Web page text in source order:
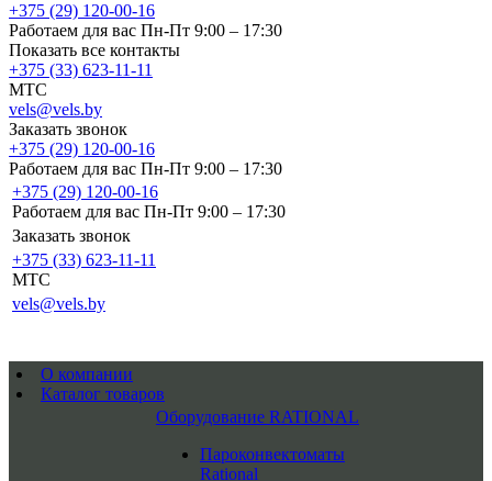
+375 (29) 120-00-16
Работаем для вас Пн-Пт 9:00 – 17:30
Показать все контакты
+375 (33) 623-11-11
MTC
vels@vels.by
Заказать звонок
+375 (29) 120-00-16
Работаем для вас Пн-Пт 9:00 – 17:30
+375 (29) 120-00-16
Работаем для вас Пн-Пт 9:00 – 17:30
Заказать звонок
+375 (33) 623-11-11
MTC
vels@vels.by
О компании
Каталог товаров
Оборудование RATIONAL
Пароконвектоматы
Rational